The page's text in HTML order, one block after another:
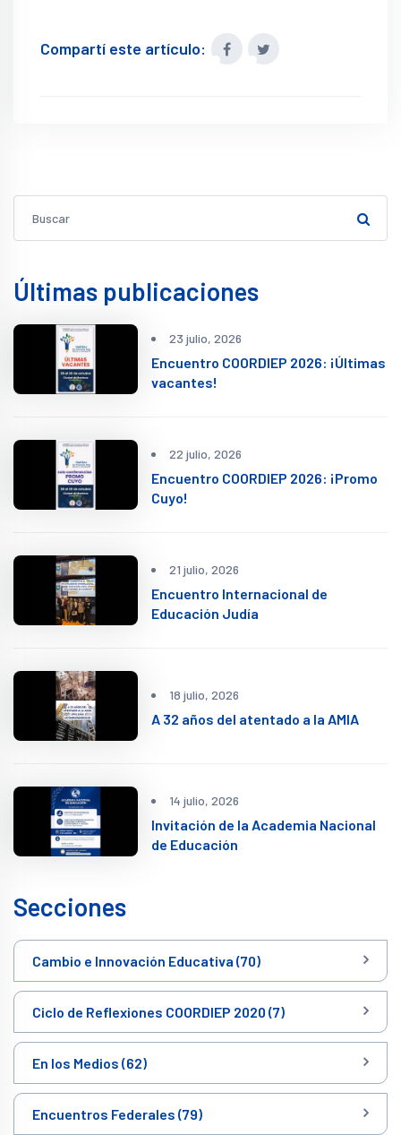
Compartí este artículo:
Últimas publicaciones
23 julio, 2026
Encuentro COORDIEP 2026: ¡Últimas
vacantes!
22 julio, 2026
Encuentro COORDIEP 2026: ¡Promo
Cuyo!
21 julio, 2026
Encuentro Internacional de
Educación Judía
18 julio, 2026
A 32 años del atentado a la AMIA
14 julio, 2026
Invitación de la Academia Nacional
de Educación
Secciones
Cambio e Innovación Educativa (70)
Ciclo de Reflexiones COORDIEP 2020 (7)
En los Medios (62)
Encuentros Federales (79)